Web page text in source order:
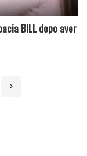
BILL dopo aver